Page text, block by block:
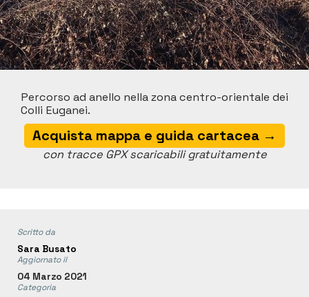
Percorso ad anello nella zona centro-orientale dei
Colli Euganei.
Acquista mappa e guida cartacea →
con tracce GPX scaricabili gratuitamente
Scritto da
Sara Busato
Aggiornato il
04 Marzo 2021
Categoria